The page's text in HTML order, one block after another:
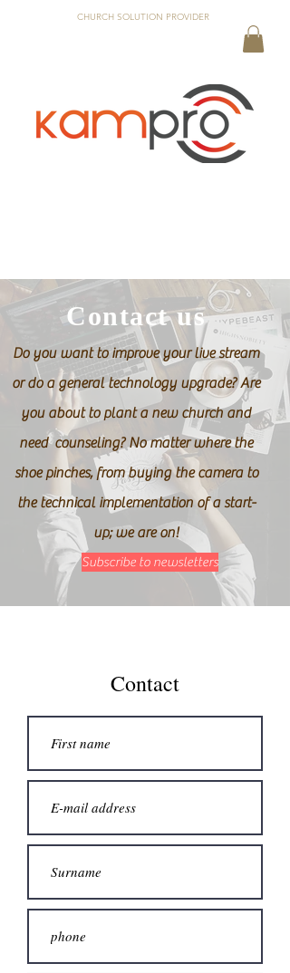
CHURCH SOLUTION PROVIDER
Contact us
Do you want to improve your live stream
or do a general technology upgrade? Are
you about to plant a new church and
need counseling? No matter where the
shoe pinches, from buying the camera to
the technical implementation of a start-
up; we are on!
Subscribe to newsletters
Contact